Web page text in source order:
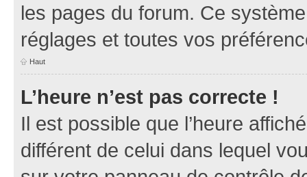
les pages du forum. Ce
réglages et toutes vos
Haut
L’heure n’est pas correcte !
Il est possible que l’heure
différent de celui dans lequel